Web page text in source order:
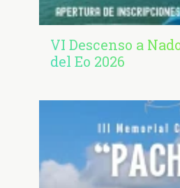
VI Descenso a
del Eo 2026